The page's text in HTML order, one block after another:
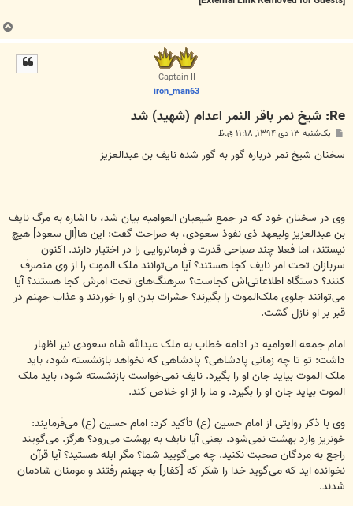
ب
ا
Captain II
iron_man63
Re: شیخ نمر باقر النمر اعدام (شهید) شد
پ
ت
یک‌شنبه ۱۳ دی ۱۳۹۴, ۱۱:۱۸ ق.ظ
سخنان شیخ نمر درباره گور به گور شده نایف بن عبدالعزیز
وی در سخنان خود که در جمع شیعیان العوامیه بیان شد، با اشاره به مرگ نایف
بن عبدالعزیز ولیعهد ذی نفوذ سعودی، به صراحت گفت: این ها[ال سعود] هیچ
نیستند، اما فعلا چند صباحی قدرت و فرمانروایی را در اختیار دارند. اکنون
سربازان تحت امر نایف کجا هستند؟ آیا می‌توانند ملک الموت را از وی منصرف
کنند؟ دستگاه اطلاعاتی‌اش کجاست؟ سرهنگ‌های تحت امرش کجا هستند؟ آیا
می‌توانند جلوی ملک‌الموت را بگیرند؟ حشرات بدن او را خوردند و عذاب جهنم در
قبر بر او نازل گشت.
امام جمعه العوامیه در ادامه خطاب به ملک عبدالله شاه سعودی نیز اظهار
داشت: تو تا چه زمانی پادشاهی؟ پادشاهی که نخواهد بازنشسته شود، باید
ملک الموت بیاید جان او را بگیرد. نایف نمی‌خواست بازنشسته شود، باید ملک
الموت بیاید جان او را بگیرد. و ما را از او خلاص کند.
وی با ذکر روایتی از امام حسین (ع) تأکید کرد: امام حسین (ع) می‌فرمایند:
خونریز وارد بهشت نمی‌شود. یعنی آیا نایف به بهشت می‌رود؟ هرگز. می‌گویند
راجع به مردگان صحبت نکنید. چه می‌گویید شما؟ مگر ابله هستید؟ آیا قرآن
نخوانده اید که می‌گوید خدا را شکر که [کفار] به جهنم رفتند و مومنان شادمان
شدند.